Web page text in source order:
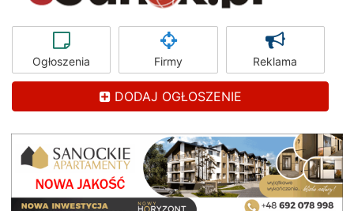
Ogłoszenia Firmy Reklama
DODAJ OGŁOSZENIE